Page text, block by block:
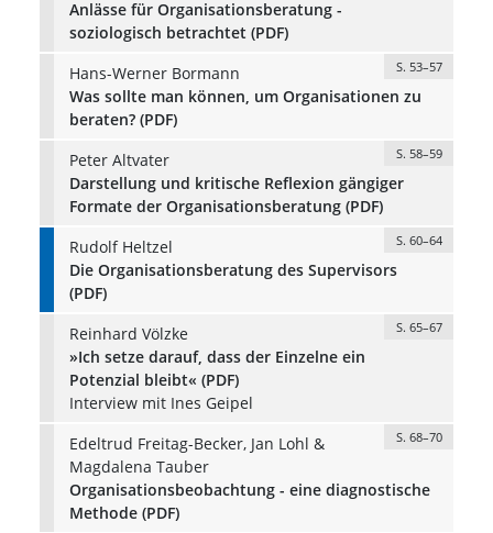
Anlässe für Organisationsberatung -
soziologisch betrachtet (PDF)
Hans-Werner Bormann
S. 53–57
Was sollte man können, um Organisationen zu
beraten? (PDF)
Peter Altvater
S. 58–59
Darstellung und kritische Reflexion gängiger
Formate der Organisationsberatung (PDF)
Rudolf Heltzel
S. 60–64
Die Organisationsberatung des Supervisors
(PDF)
Reinhard Völzke
S. 65–67
»Ich setze darauf, dass der Einzelne ein
Potenzial bleibt« (PDF)
Interview mit Ines Geipel
Edeltrud Freitag-Becker, Jan Lohl &
Magdalena Tauber
S. 68–70
Organisationsbeobachtung - eine diagnostische
Methode (PDF)